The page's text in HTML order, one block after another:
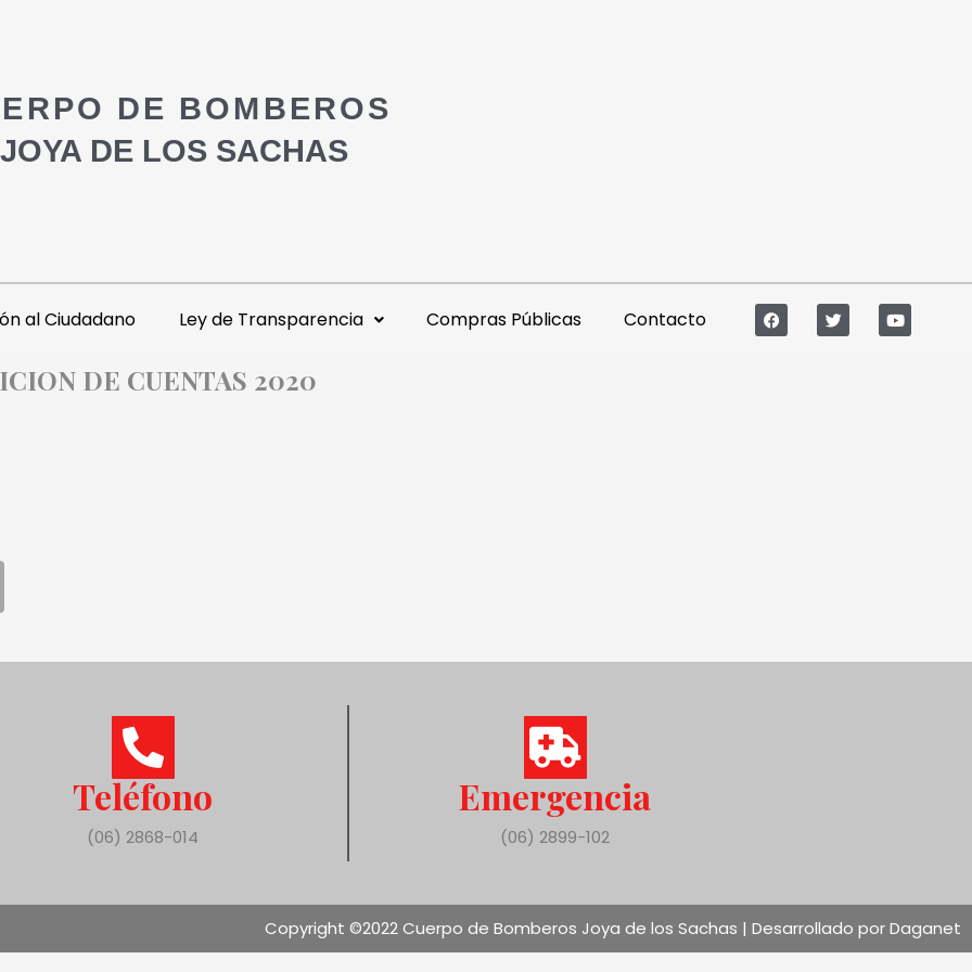
DE BOMBEROS
DE LOS SACHAS
al Ciudadano Ley de Transparencia Compras Públicas Contacto
DE CUENTAS 2020
Teléfono
(06) 2868-014
Emergencia
(06) 2899-102
Copyright ©2022 Cuerpo de Bomberos Joya de los Sachas | Desarrollado por Daganet